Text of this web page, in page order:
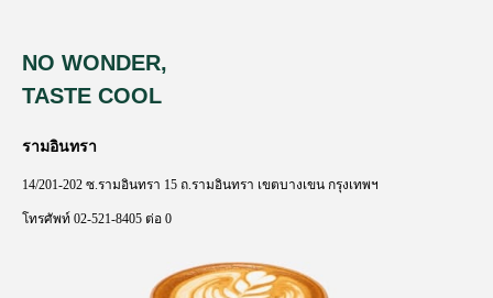
NO WONDER,
TASTE COOL
รามอินทรา
14/201-202 ซ.รามอินทรา 15 ถ.รามอินทรา เขตบางเขน กรุงเทพฯ
โทรศัพท์ 02-521-8405 ต่อ 0